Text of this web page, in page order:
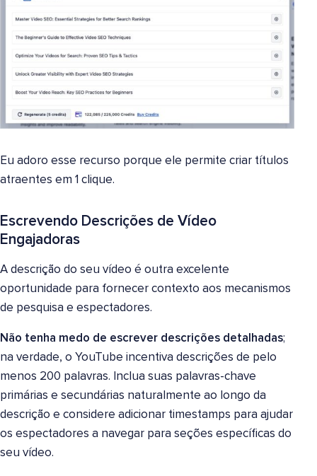
Eu adoro esse recurso porque ele permite criar títulos
atraentes em 1 clique.
Escrevendo Descrições de Vídeo
Engajadoras
A descrição do seu vídeo é outra excelente
oportunidade para fornecer contexto aos mecanismos
de pesquisa e espectadores.
Não tenha medo de escrever descrições detalhadas;
na verdade, o YouTube incentiva descrições de pelo
menos 200 palavras. Inclua suas palavras-chave
primárias e secundárias naturalmente ao longo da
descrição e considere adicionar timestamps para ajudar
os espectadores a navegar para seções específicas do
seu vídeo.